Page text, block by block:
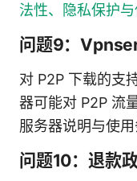
法性、隐私保护
问题9：
对 P2P 下载的支
器可能对 P2P 流
服务器说明与使用
问题10：退款